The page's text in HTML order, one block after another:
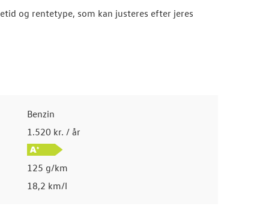
og rentetype, som kan justeres efter jeres
Benzin
1.520 kr. / år
125 g/km
18,2 km/l